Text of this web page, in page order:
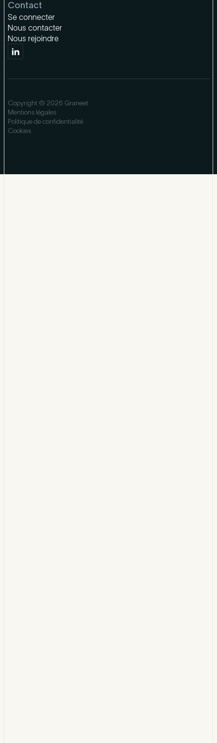
Contact
Se connecter
Nous contacter
Nous rejoindre
Copyright © 2026 Graneet
Mentions légales
Politique de confidentialité
Cookies